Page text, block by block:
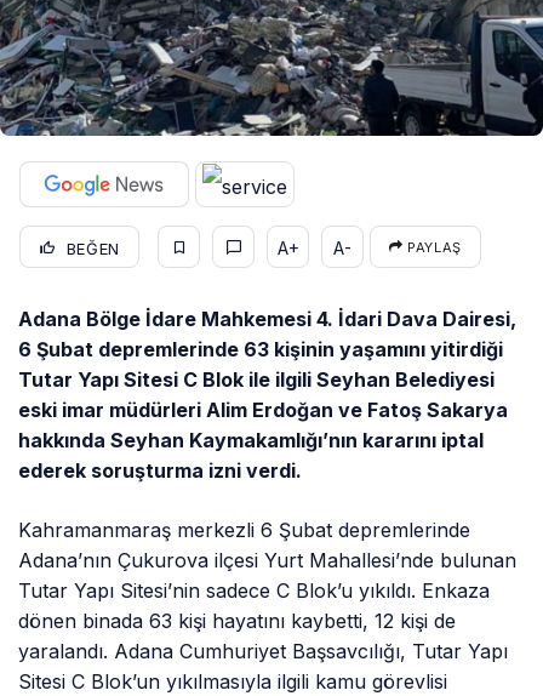
BEĞEN A+ A- PAYLAŞ
Adana Bölge İdare Mahkemesi 4. İdari Dava Dairesi,
6 Şubat depremlerinde 63 kişinin yaşamını yitirdiği
Tutar Yapı Sitesi C Blok ile ilgili Seyhan Belediyesi
eski imar müdürleri Alim Erdoğan ve Fatoş Sakarya
hakkında Seyhan Kaymakamlığı’nın kararını iptal
ederek soruşturma izni verdi.
Kahramanmaraş merkezli 6 Şubat depremlerinde
Adana’nın Çukurova ilçesi Yurt Mahallesi’nde bulunan
Tutar Yapı Sitesi’nin sadece C Blok’u yıkıldı. Enkaza
dönen binada 63 kişi hayatını kaybetti, 12 kişi de
yaralandı. Adana Cumhuriyet Başsavcılığı, Tutar Yapı
Sitesi C Blok’un yıkılmasıyla ilgili kamu görevlisi